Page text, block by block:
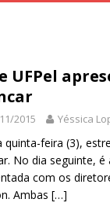
UFPel
2015 Yéssica
quinta-feira (3),
No dia seguinte,
com os
Ambas […]